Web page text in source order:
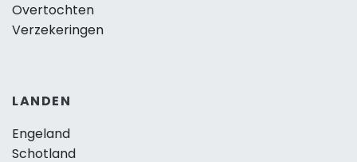
Overtochten
Verzekeringen
LANDEN
Engeland
Schotland